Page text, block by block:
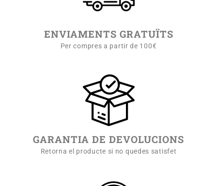
ENVIAMENTS GRATUÏTS
Per compres a partir de 100€
GARANTIA DE DEVOLUCIONS
Retorna el producte si no quedes satisfet